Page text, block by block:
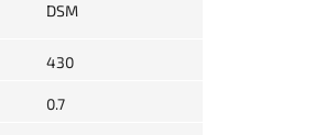
DSM
430
0.7